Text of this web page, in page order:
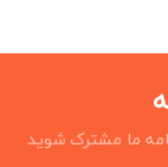
ما مشترک شوید